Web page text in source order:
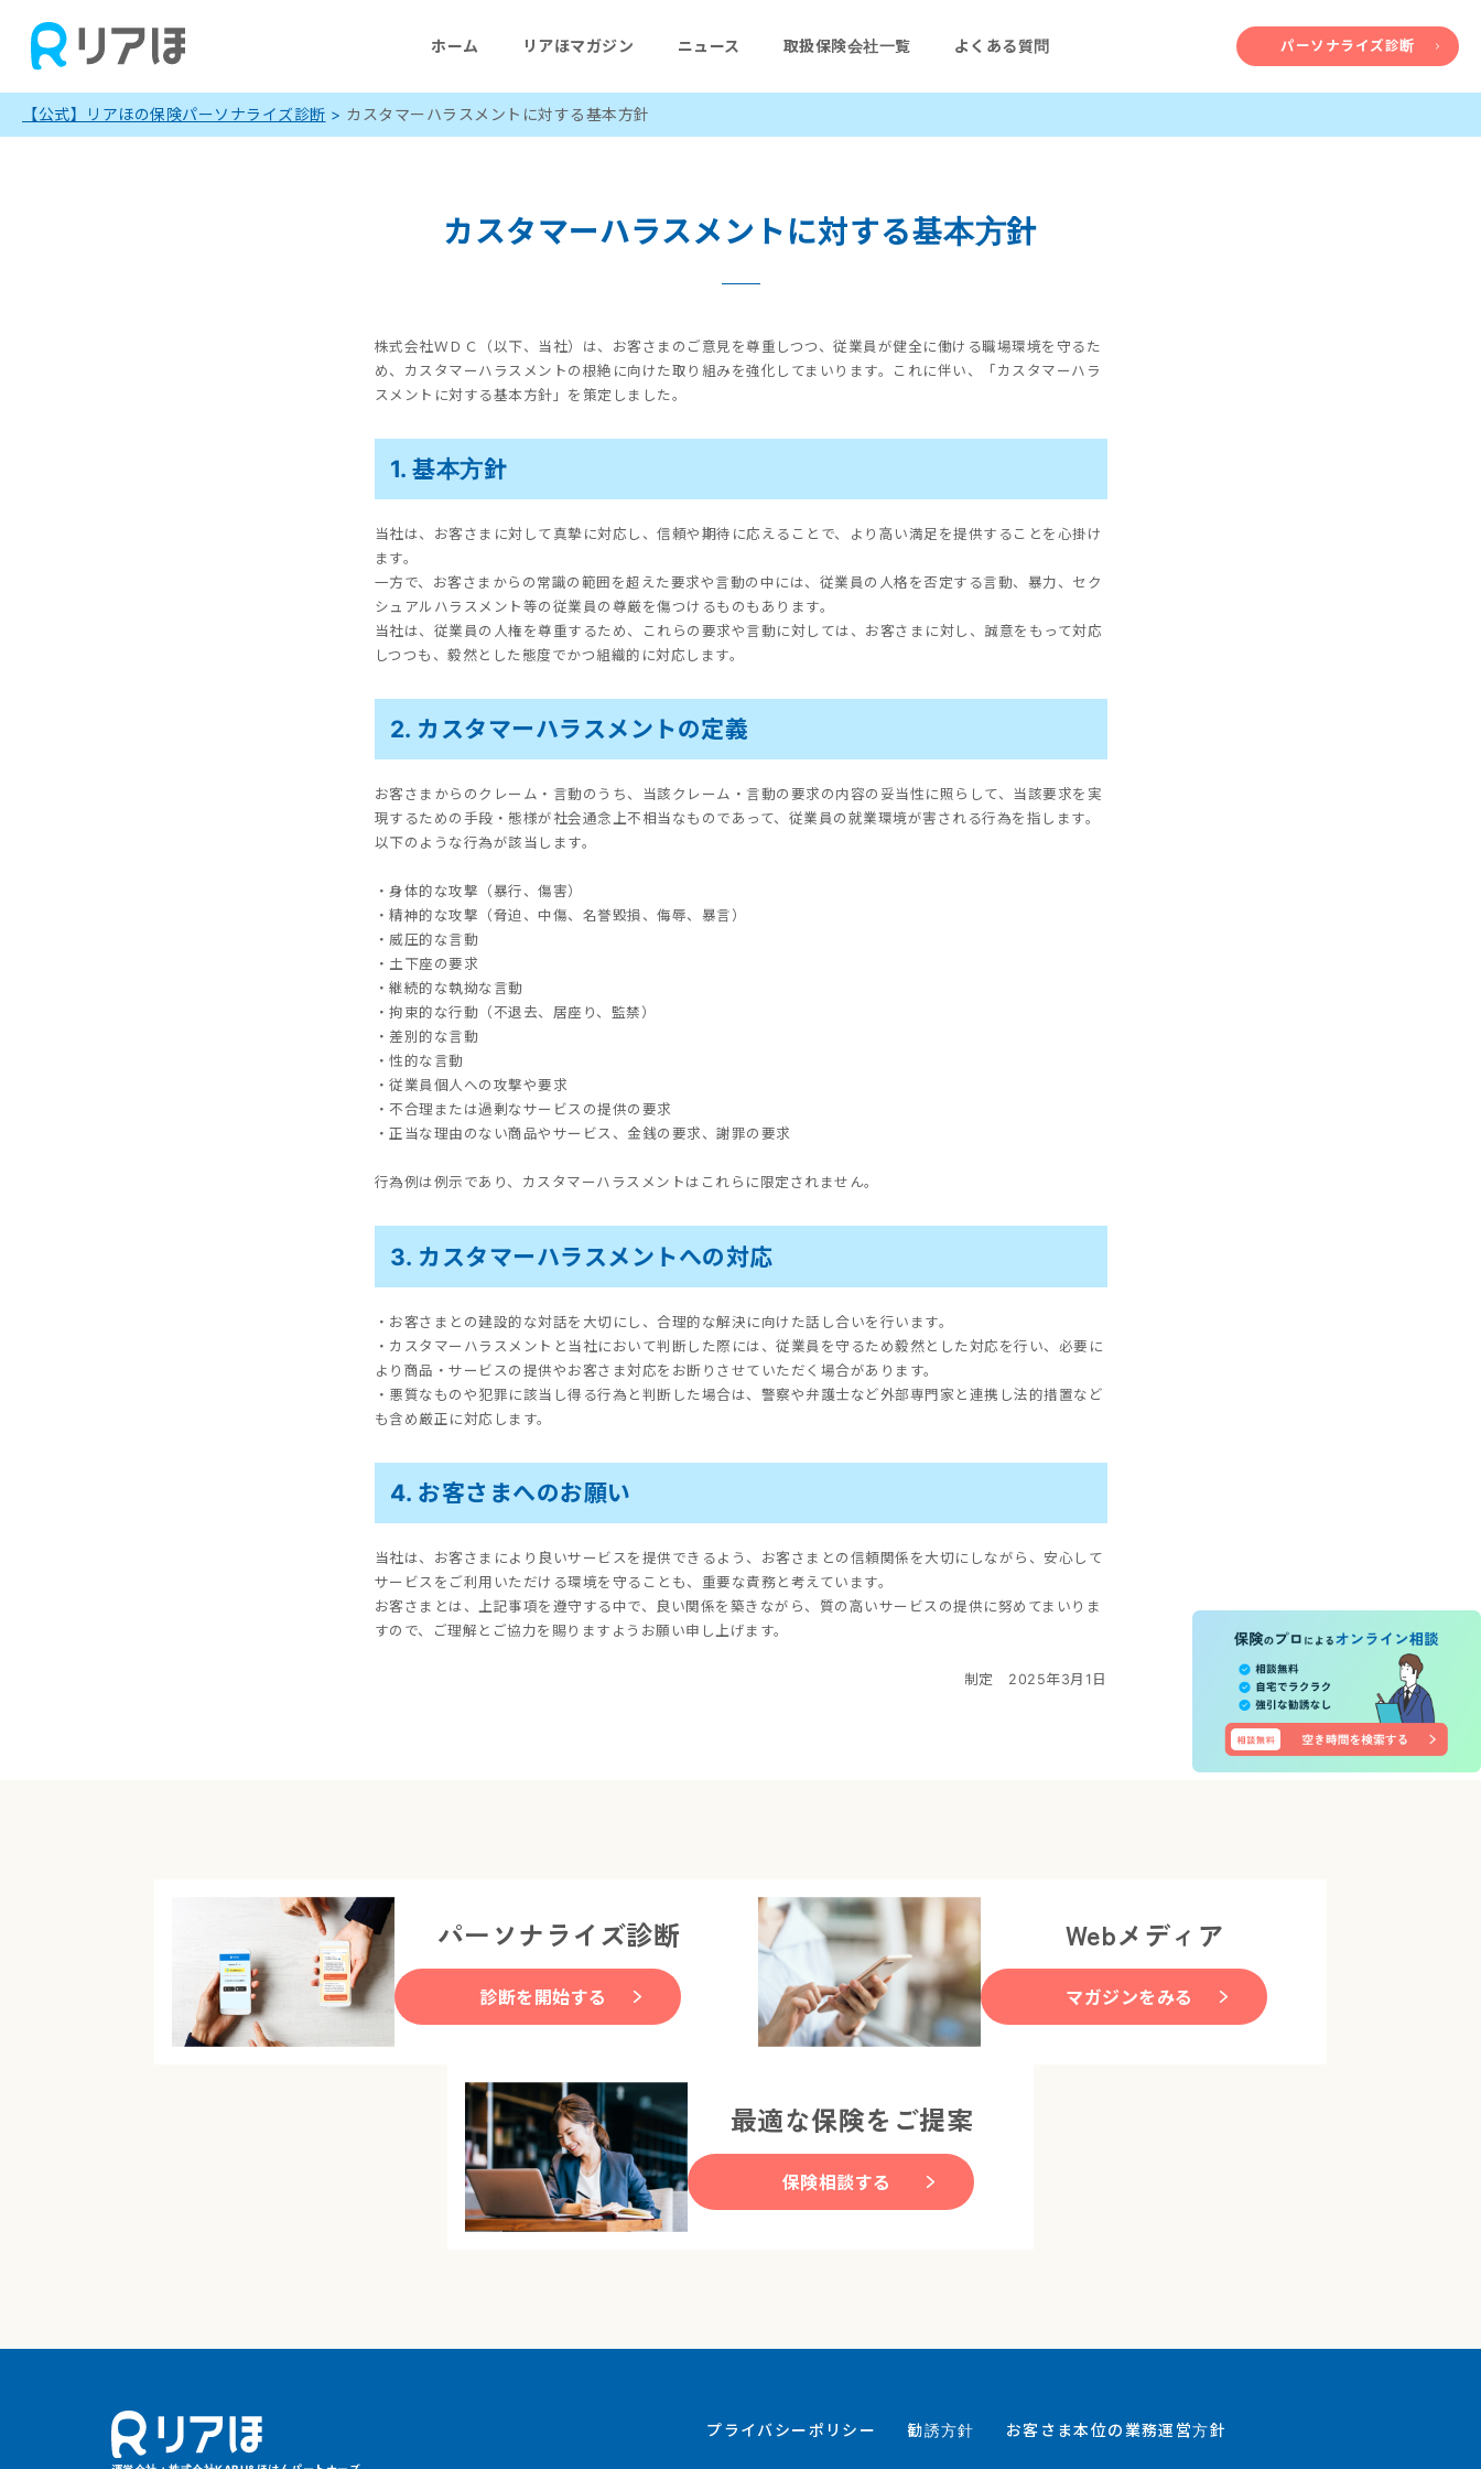
ホーム リアほマガジン ニュース 取扱保険会社一覧 よくある質問 パーソナライズ診断
【公式】リアほの保険パーソナライズ診断 > カスタマーハラスメントに対する基本方針
カスタマーハラスメントに対する基本方針
株式会社ＷＤＣ（以下、当社）は、お客さまのご意見を尊重しつつ、従業員が健全に働ける職場環境を守るた
め、カスタマーハラスメントの根絶に向けた取り組みを強化してまいります。これに伴い、「カスタマーハラ
スメントに対する基本方針」を策定しました。
1. 基本方針
当社は、お客さまに対して真摯に対応し、信頼や期待に応えることで、より高い満足を提供することを心掛け
ます。
一方で、お客さまからの常識の範囲を超えた要求や言動の中には、従業員の人格を否定する言動、暴力、セク
シュアルハラスメント等の従業員の尊厳を傷つけるものもあります。
当社は、従業員の人権を尊重するため、これらの要求や言動に対しては、お客さまに対し、誠意をもって対応
しつつも、毅然とした態度でかつ組織的に対応します。
2. カスタマーハラスメントの定義
お客さまからのクレーム・言動のうち、当該クレーム・言動の要求の内容の妥当性に照らして、当該要求を実
現するための手段・態様が社会通念上不相当なものであって、従業員の就業環境が害される行為を指します。
以下のような行為が該当します。
・身体的な攻撃（暴行、傷害）
・精神的な攻撃（脅迫、中傷、名誉毀損、侮辱、暴言）
・威圧的な言動
・土下座の要求
・継続的な執拗な言動
・拘束的な行動（不退去、居座り、監禁）
・差別的な言動
・性的な言動
・従業員個人への攻撃や要求
・不合理または過剰なサービスの提供の要求
・正当な理由のない商品やサービス、金銭の要求、謝罪の要求
行為例は例示であり、カスタマーハラスメントはこれらに限定されません。
3. カスタマーハラスメントへの対応
・お客さまとの建設的な対話を大切にし、合理的な解決に向けた話し合いを行います。
・カスタマーハラスメントと当社において判断した際には、従業員を守るため毅然とした対応を行い、必要に
より商品・サービスの提供やお客さま対応をお断りさせていただく場合があります。
・悪質なものや犯罪に該当し得る行為と判断した場合は、警察や弁護士など外部専門家と連携し法的措置など
も含め厳正に対応します。
4. お客さまへのお願い
当社は、お客さまにより良いサービスを提供できるよう、お客さまとの信頼関係を大切にしながら、安心して
サービスをご利用いただける環境を守ることも、重要な責務と考えています。
お客さまとは、上記事項を遵守する中で、良い関係を築きながら、質の高いサービスの提供に努めてまいりま
すので、ご理解とご協力を賜りますようお願い申し上げます。
制定 2025年3月1日
パーソナライズ診断
診断を開始する
Webメディア
マガジンをみる
最適な保険をご提案
保険相談する
プライバシーポリシー 勧誘方針 お客さま本位の業務運営方針